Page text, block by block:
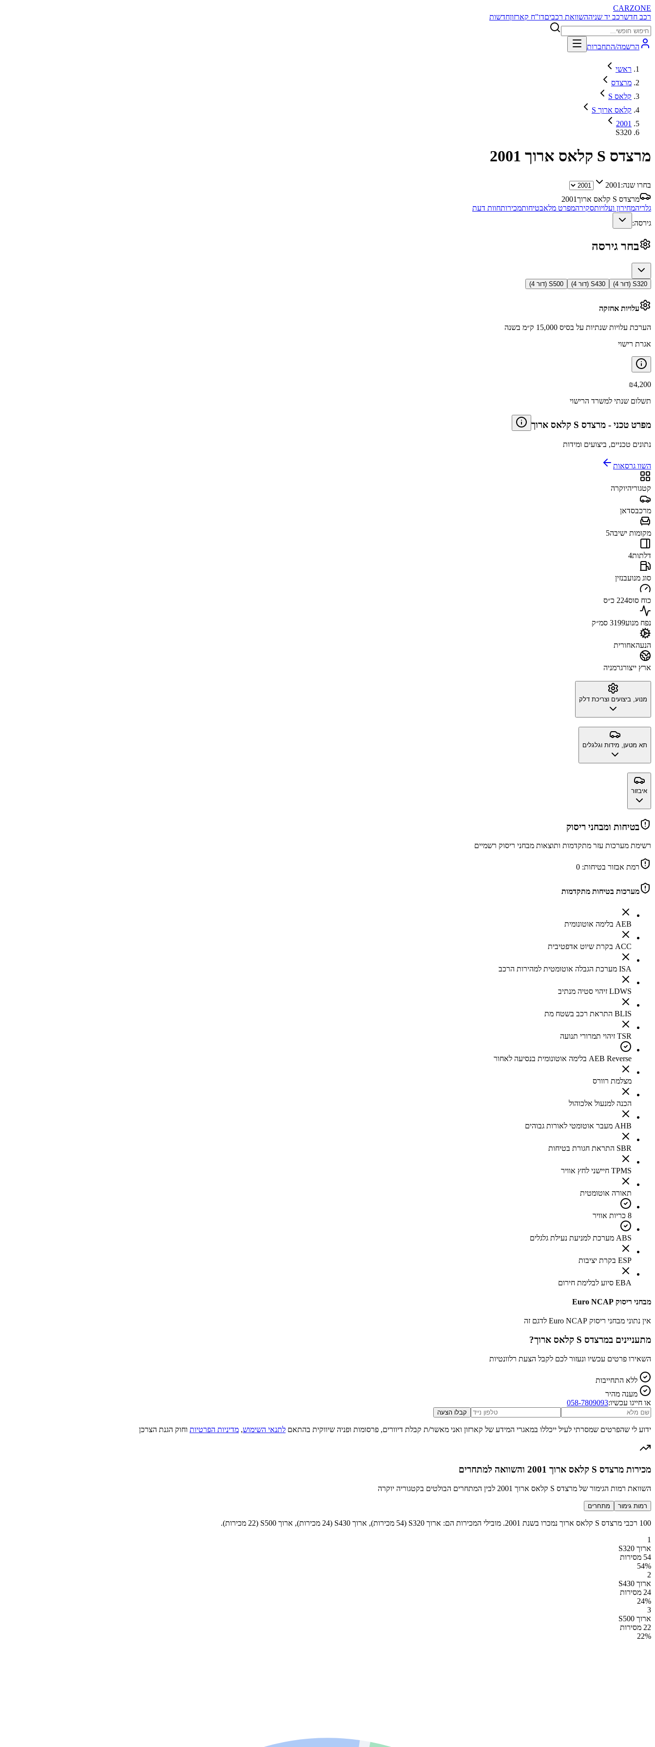
CARZONE
רכב חדשרכב יד שניההשוואת רכביםדו"ח קארזוןחדשות
הרשמה/התחברות
ראשי
מרצדס
S קלאס
S קלאס ארוך
2001
S320
מרצדס S קלאס ארוך 2001
בחרו שנה: 2001
מרצדס S קלאס ארוך
2001
גלריהמחירון ועלויותסקירהמפרט מלאבטיחותמכירותחוות דעת
גירסה:
בחר גירסה
S320 (דור 4) S430 (דור 4) S500 (דור 4)
עלויות אחזקה
הערכת עלויות שנתיות על בסיס 15,000 ק״מ בשנה
אגרת רישוי
₪4,200
תשלום שנתי למשרד הרישוי
מפרט טכני - מרצדס S קלאס ארוך
נתונים טכניים, ביצועים ומידות
השוו גרסאות
קטגוריהיוקרה
מרכבסדאן
מקומות ישיבה5
דלתות4
סוג מנועבנזין
כוח סוס224 כ״ס
נפח מנוע3199 סמ״ק
הנעהאחורית
ארץ ייצורגרמניה
מנוע, ביצועים וצריכת דלק
תא מטען, מידות וגלגלים
איבזור
בטיחות ומבחני ריסוק
רשימת מערכות עזר מתקדמות ותוצאות מבחני ריסוק רשמיים
רמת אבזור בטיחות: 0
מערכות בטיחות מתקדמות
AEB בלימה אוטונומית
ACC בקרת שיוט אדפטיבית
ISA מערכת הגבלה אוטומטית למהירות הרכב
LDWS זיהוי סטיה מנתיב
BLIS התראת רכב בשטח מת
TSR זיהוי תמרורי תנועה
AEB Reverse בלימה אוטונומית בנסיעה לאחור
מצלמת רוורס
הכנה למנעול אלכוהול
AHB מעבר אוטומטי לאורות גבוהים
SBR התראת חגורת בטיחות
TPMS חיישני לחץ אוויר
תאורה אוטומטית
8 כריות אוויר
ABS מערכת למניעת נעילת גלגלים
ESP בקרת יציבות
EBA סיוע לבלימת חירום
מבחני ריסוק Euro NCAP
אין נתוני מבחני ריסוק Euro NCAP לדגם זה
מתעניינים במרצדס S קלאס ארוך ?
השאירו פרטים עכשיו ונעזור לכם לקבל הצעת רלוונטיות
ללא התחייבות
מענה מהיר
או חייגו עכשיו:058-7809093
קבלו הצעה
ידוע לי שהפרטים שמסרתי לעיל ייכללו במאגרי המידע של קארזון ואני מאשר/ת קבלת דיוורים, פרסומות ופניה שיווקית בהתאם לתנאי השימוש, מדיניות הפרטיות וחוק הגנת הצרכן
מכירות מרצדס S קלאס ארוך 2001 והשוואה למתחרים
השוואת רמות הגימור של מרצדס S קלאס ארוך 2001 לבין המתחרים הבולטים בקטגוריה יוקרה
רמות גימור מתחרים
100 רכבי מרצדס S קלאס ארוך נמכרו בשנת 2001. מובילי המכירות הם: ארוך S320 (54 מכירות), ארוך S430 (24 מכירות), ארוך S500 (22 מכירות).
1
ארוך S320
54 מסירות
54%
2
ארוך S430
24 מסירות
24%
3
ארוך S500
22 מסירות
22%